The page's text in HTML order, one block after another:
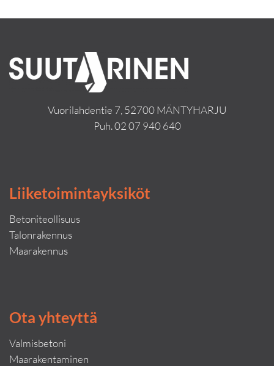
Vuorilahdentie 7, 52700 MÄNTYHARJU
Puh.02 07 940 640
Liiketoimintayksiköt
Betoniteollisuus
Talonrakennus
Maarakennus
Ota yhteyttä
Valmisbetoni
Maarakentaminen